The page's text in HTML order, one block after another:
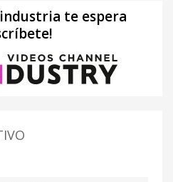
te espera